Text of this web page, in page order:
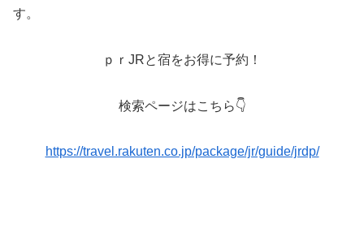
す。
ｐｒJRと宿をお得に予約！
検索ページはこちら👇
https://travel.rakuten.co.jp/package/jr/guide/jrdp/